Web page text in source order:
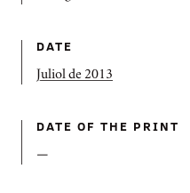
DATE
Juliol de 2013
DATE OF THE PRINT
—